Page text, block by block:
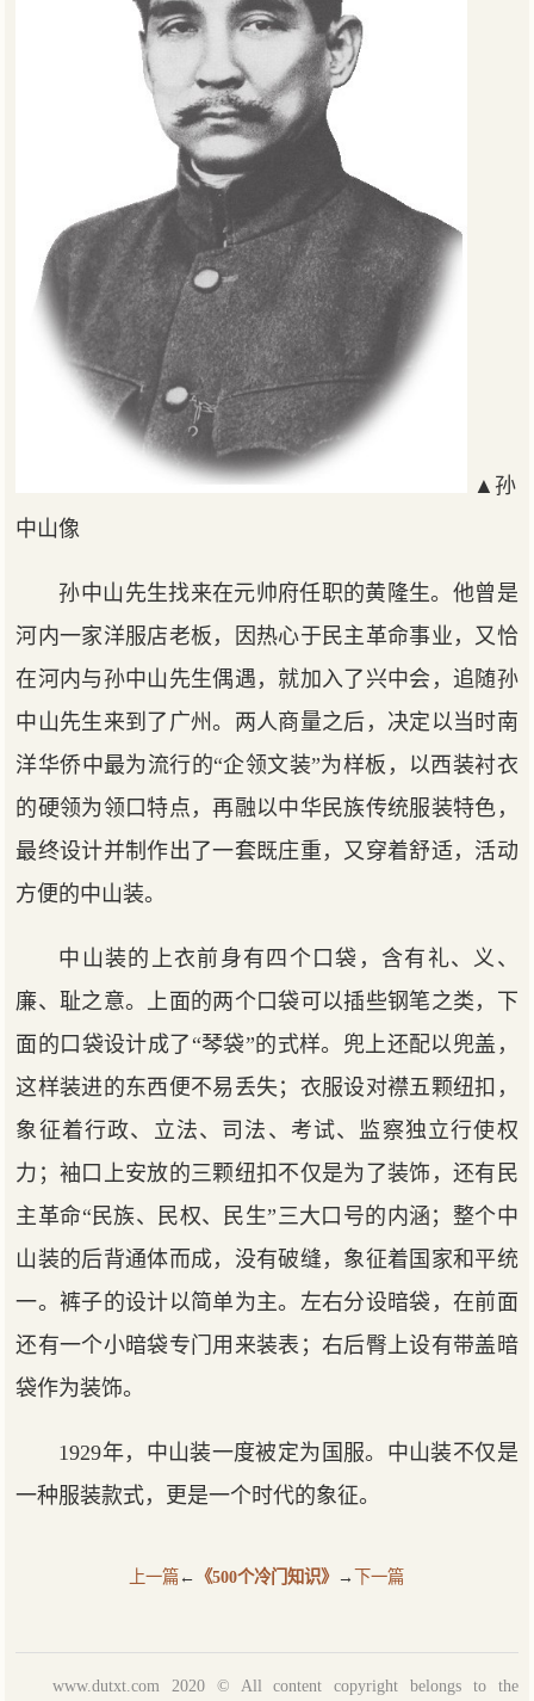
▲孙
中山像
孙中山先生找来在元帅府任职的黄隆生。他曾是
河内一家洋服店老板，因热心于民主革命事业，又恰
在河内与孙中山先生偶遇，就加入了兴中会，追随孙
中山先生来到了广州。两人商量之后，决定以当时南
洋华侨中最为流行的“企领文装”为样板，以西装衬衣
的硬领为领口特点，再融以中华民族传统服装特色，
最终设计并制作出了一套既庄重，又穿着舒适，活动
方便的中山装。
中山装的上衣前身有四个口袋，含有礼、义、
廉、耻之意。上面的两个口袋可以插些钢笔之类，下
面的口袋设计成了“琴袋”的式样。兜上还配以兜盖，
这样装进的东西便不易丢失；衣服设对襟五颗纽扣，
象征着行政、立法、司法、考试、监察独立行使权
力；袖口上安放的三颗纽扣不仅是为了装饰，还有民
主革命“民族、民权、民生”三大口号的内涵；整个中
山装的后背通体而成，没有破缝，象征着国家和平统
一。裤子的设计以简单为主。左右分设暗袋，在前面
还有一个小暗袋专门用来装表；右后臀上设有带盖暗
袋作为装饰。
1929年，中山装一度被定为国服。中山装不仅是
一种服装款式，更是一个时代的象征。
上一篇 ← 《500个冷门知识》 → 下一篇
www.dutxt.com 2020 © All content copyright belongs to the